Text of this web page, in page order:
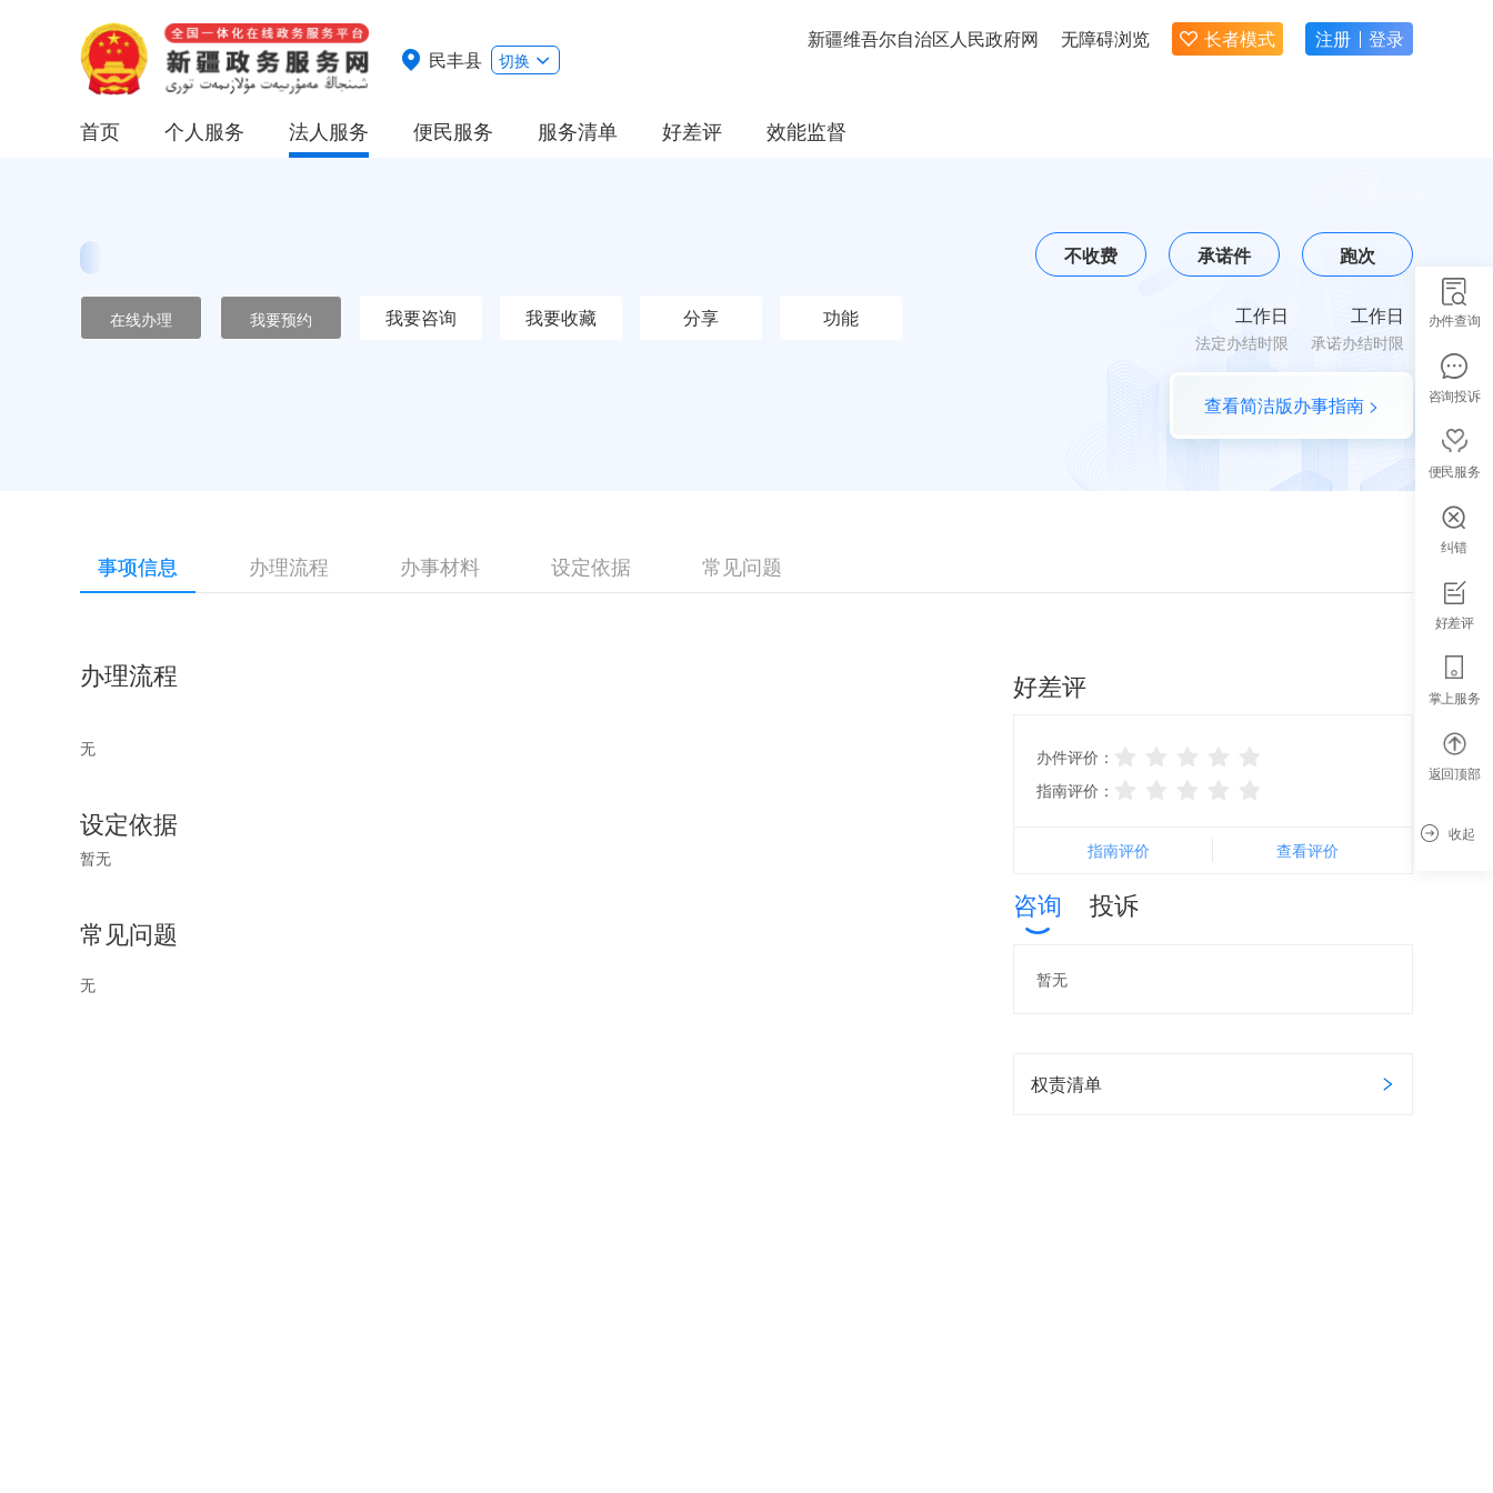
民丰县 切换
新疆维吾尔自治区人民政府网 无障碍浏览 长者模式 注册 登录
首页 个人服务 法人服务 便民服务 服务清单 好差评 效能监督
智能导办
在线办理 我要预约 我要咨询 我要收藏 分享 功能
不收费 承诺件 跑次
工作日
法定办结时限
工作日
承诺办结时限
查看简洁版办事指南 >
事项信息 办理流程 办事材料 设定依据 常见问题
办理流程
无
设定依据
暂无
常见问题
无
好差评
办件评价：
指南评价：
指南评价 查看评价
咨询 投诉
暂无
权责清单
办件查询
咨询投诉
便民服务
纠错
好差评
掌上服务
返回顶部
收起